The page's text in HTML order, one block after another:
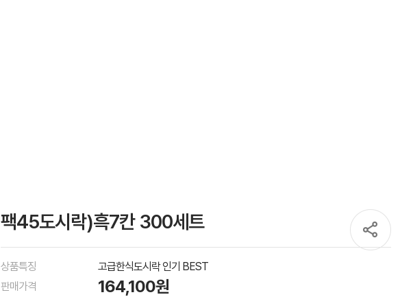
팩45도시락)흑7칸 300세트
상품특징
고급한식도시락 인기 BEST
판매가격
164,100원